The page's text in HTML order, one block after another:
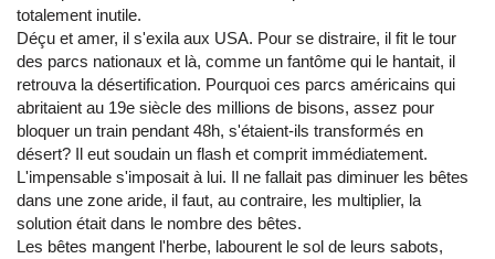
totalement inutile.
Déçu et amer, il s'exila aux USA. Pour se distraire, il fit le tour
des parcs nationaux et là, comme un fantôme qui le hantait, il
retrouva la désertification. Pourquoi ces parcs américains qui
abritaient au 19e siècle des millions de bisons, assez pour
bloquer un train pendant 48h, s'étaient-ils transformés en
désert? Il eut soudain un flash et comprit immédiatement.
L'impensable s'imposait à lui. Il ne fallait pas diminuer les bêtes
dans une zone aride, il faut, au contraire, les multiplier, la
solution était dans le nombre des bêtes.
Les bêtes mangent l'herbe, labourent le sol de leurs sabots,